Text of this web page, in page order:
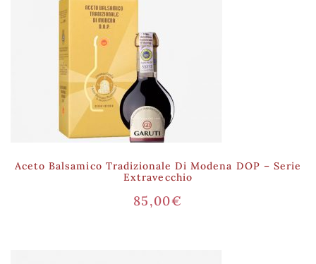
Aceto Balsamico Tradizionale Di Modena DOP – Serie
Extravecchio
85,00€